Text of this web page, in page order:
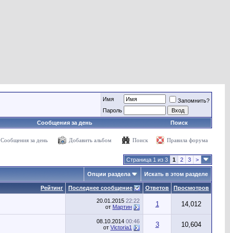
Имя
Запомнить?
Пароль
Сообщения за день Поиск
Сообщения за день Добавить альбом Поиск Правила форума
Страница 1 из 3 1 2 3 >
Опции раздела Искать в этом разделе
Рейтинг Последнее сообщение Ответов Просмотров
20.01.2015 22:22
от Мартин 1 14,012
08.10.2014 00:46
от Victoria1 3 10,604